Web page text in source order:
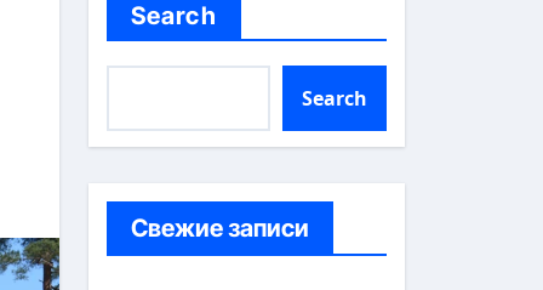
Search
Search
Свежие записи